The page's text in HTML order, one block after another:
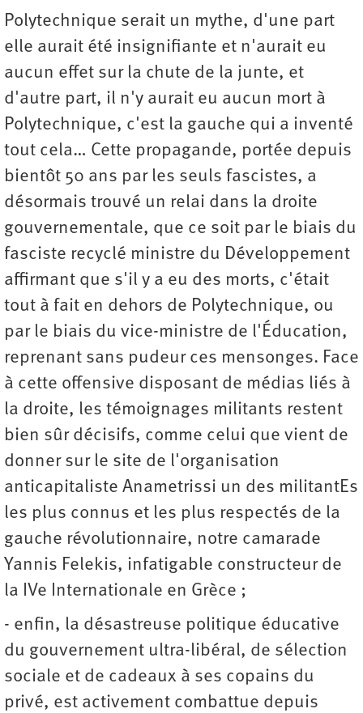
Polytechnique serait un mythe, d'une part
elle aurait été insignifiante et n'aurait eu
aucun effet sur la chute de la junte, et
d'autre part, il n'y aurait eu aucun mort à
Polytechnique, c'est la gauche qui a inventé
tout cela… Cette propagande, portée depuis
bientôt 50 ans par les seuls fascistes, a
désormais trouvé un relai dans la droite
gouvernementale, que ce soit par le biais du
fasciste recyclé ministre du Développement
affirmant que s'il y a eu des morts, c'était
tout à fait en dehors de Polytechnique, ou
par le biais du vice-ministre de l'Éducation,
reprenant sans pudeur ces mensonges. Face
à cette offensive disposant de médias liés à
la droite, les témoignages militants restent
bien sûr décisifs, comme celui que vient de
donner sur le site de l'organisation
anticapitaliste Anametrissi un des militantEs
les plus connus et les plus respectés de la
gauche révolutionnaire, notre camarade
Yannis Felekis, infatigable constructeur de
la IVe Internationale en Grèce ;
- enfin, la désastreuse politique éducative
du gouvernement ultra-libéral, de sélection
sociale et de cadeaux à ses copains du
privé, est activement combattue depuis